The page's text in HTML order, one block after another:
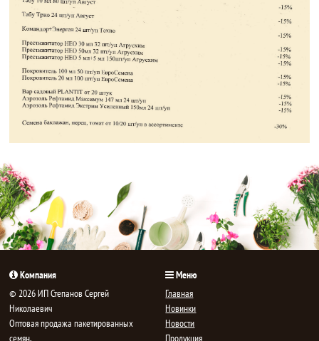
Компания
© 2026 ИП Степанов Сергей
Николаевич
Oптовая продажа пакетированных
семян,
Меню
Главная
Новинки
Новости
Продукция